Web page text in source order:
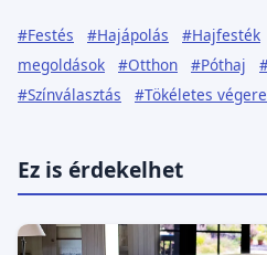
#Festés #Hajápolás #Hajfesték
megoldások
#Otthon #Póthaj
#Színválasztás
#Tökéletes
Ez is érdekelhet